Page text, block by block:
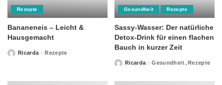
Rezepte
Bananeneis – Leicht &
Hausgemacht
PostedRicarda Rezepte
Gesundheit Rezepte
Sassy-Wasser: Der natürliche
Detox-Drink für einen flachen
Bauch in kurzer Zeit
PostedRicarda Gesundheit Rezepte